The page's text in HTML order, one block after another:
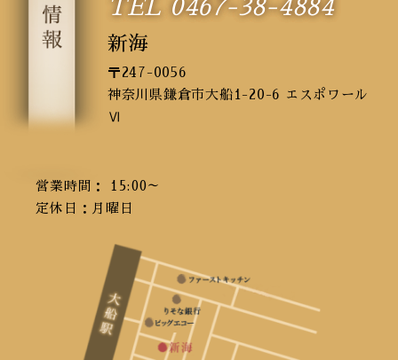
2018年10月(1)
2018年6月 (1)
TEL 0467-38-4884
新海
〒247-0056
神奈川県鎌倉市大船1-20-6 エスポワール
Ⅵ
営業時間： 15:00～
定休日：月曜日